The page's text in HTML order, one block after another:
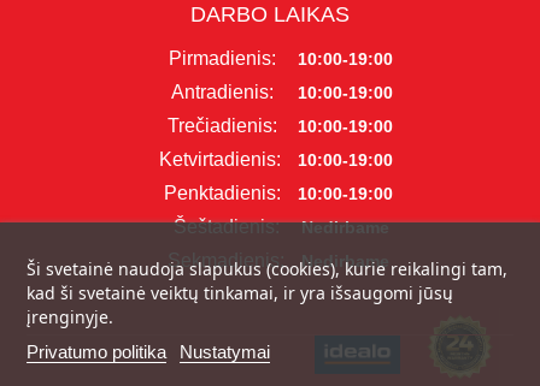
DARBO LAIKAS
Pirmadienis: 10:00-19:00
Antradienis: 10:00-19:00
Trečiadienis: 10:00-19:00
Ketvirtadienis: 10:00-19:00
Penktadienis: 10:00-19:00
Šeštadienis: Nedirbame
Sekmadienis: Nedirbame
Ši svetainė naudoja slapukus (cookies), kurie reikalingi tam,
kad ši svetainė veiktų tinkamai, ir yra išsaugomi jūsų
įrenginyje.
Privatumo politika Nustatymai